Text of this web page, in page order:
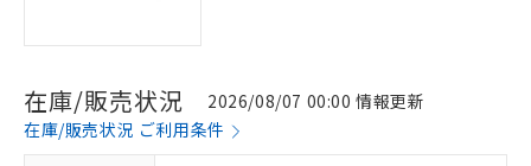
在庫/販売状況
2026/08/07 00:00 情報更新
在庫/販売状況 ご利用条件